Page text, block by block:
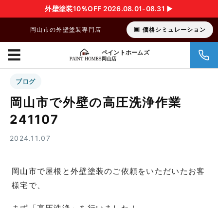
外壁塗装10％OFF 2026.08.01-08.31 ▶︎
岡山市の外壁塗装専門店 価格シミュレーション
ペイントホームズ
岡山店
☰
ブログ
岡山市で外壁の高圧洗浄作業
241107
2024.11.07
岡山市で屋根と外壁塗装のご依頼をいただいたお客
様宅で、